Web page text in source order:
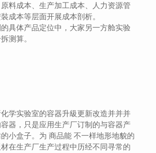
料成本、生产加工成本、人力资源管
成本等层面开展成本剖析。
具体产品定位中，大家另一方舱实验
测算。
学实验室的容器升級更新改造并并并
器，只是应用生产厂订制的与容器产
小盒子。为 商品能 不一样地形地貌的
在生产厂生产过程中历经不同寻常的